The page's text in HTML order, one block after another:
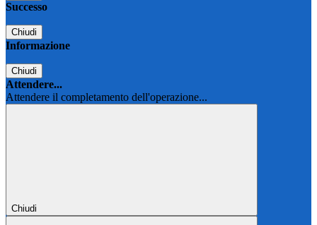
Successo
Chiudi
Informazione
Chiudi
Attendere...
Attendere il completamento dell'operazione...
Chiudi